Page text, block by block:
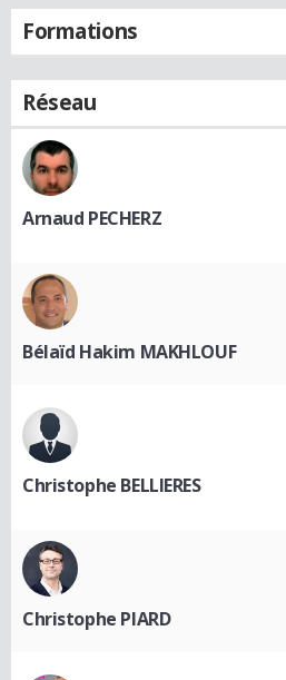
Formations
Réseau
Arnaud PECHERZ
Bélaïd Hakim MAKHLOUF
Christophe BELLIERES
Christophe PIARD